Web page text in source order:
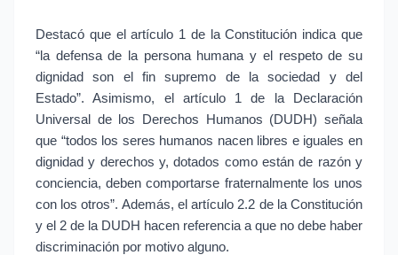
Destacó que el artículo 1 de la Constitución indica que
“la defensa de la persona humana y el respeto de su
dignidad son el fin supremo de la sociedad y del
Estado”. Asimismo, el artículo 1 de la Declaración
Universal de los Derechos Humanos (DUDH) señala
que “todos los seres humanos nacen libres e iguales en
dignidad y derechos y, dotados como están de razón y
conciencia, deben comportarse fraternalmente los unos
con los otros”. Además, el artículo 2.2 de la Constitución
y el 2 de la DUDH hacen referencia a que no debe haber
discriminación por motivo alguno.